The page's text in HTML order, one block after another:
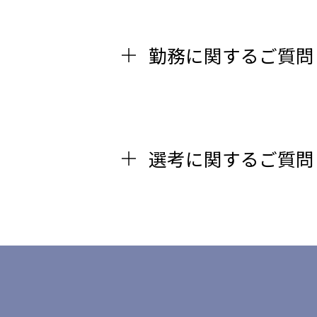
勤務に関するご質問
選考に関するご質問